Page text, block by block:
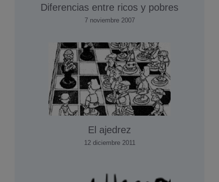
Diferencias entre ricos y pobres
7 noviembre 2007
El ajedrez
12 diciembre 2011